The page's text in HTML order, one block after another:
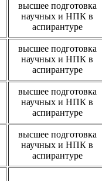
высшее подготовка
научных и НПК в
аспирантуре
высшее подготовка
научных и НПК в
аспирантуре
высшее подготовка
научных и НПК в
аспирантуре
высшее подготовка
научных и НПК в
аспирантуре